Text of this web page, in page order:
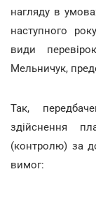
нагляду в
наступного
види
Мельничук,
Так,
здійснення
(контролю) за
вимог: